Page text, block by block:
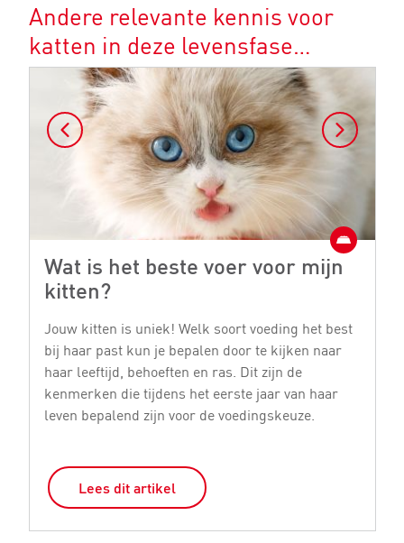
Andere relevante kennis voor
katten in deze levensfase…
Wat is het beste voer voor mijn
kitten?
Jouw kitten is uniek! Welk soort voeding het best
bij haar past kun je bepalen door te kijken naar
haar leeftijd, behoeften en ras. Dit zijn de
kenmerken die tijdens het eerste jaar van haar
leven bepalend zijn voor de voedingskeuze.
Lees dit artikel